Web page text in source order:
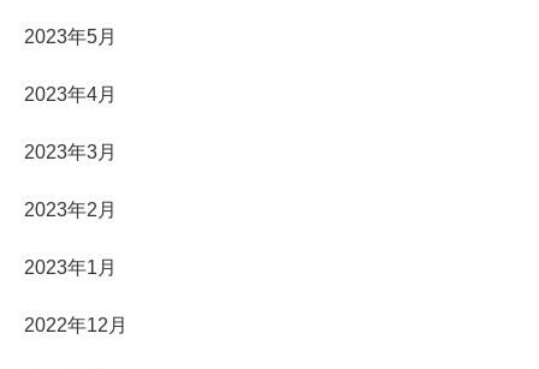
2023年5月
2023年4月
2023年3月
2023年2月
2023年1月
2022年12月